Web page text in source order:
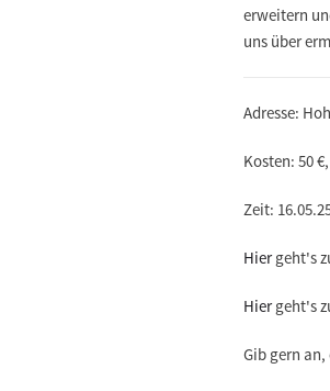
erweitern
uns über
Adresse:
Kosten: 50
Zeit:
Hiergeht's
Hiergeht's
Gib gern